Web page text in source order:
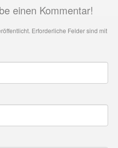
einen Kommentar!
Erforderliche Felder sind mit